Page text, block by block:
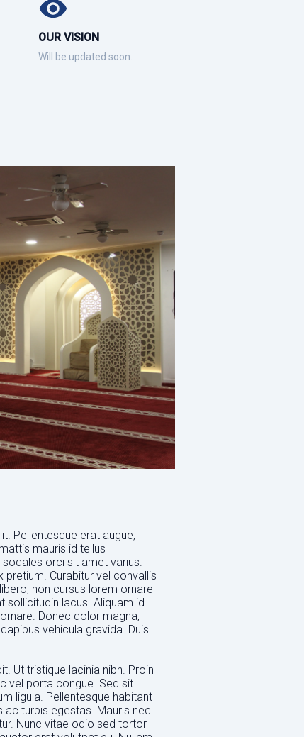
OUR VISION
Will be updated soon.
Pellentesque erat augue,
mauris id tellus
orci sit amet varius.
Curabitur vel convallis
non cursus lorem ornare
sollicitudin lacus. Aliquam id
Donec dolor magna,
vehicula gravida. Duis
Ut tristique lacinia nibh. Proin
vel porta congue. Sed sit
ligula. Pellentesque habitant
turpis egestas. Mauris nec
Nunc vitae odio sed tortor